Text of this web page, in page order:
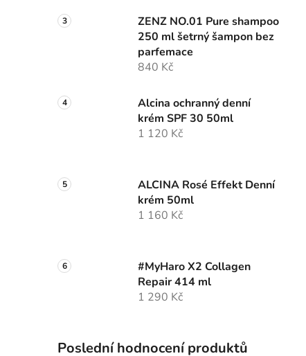
ZENZ NO.01 Pure shampoo
250 ml šetrný šampon bez
parfemace
840 Kč
Alcina ochranný denní
krém SPF 30 50ml
1 120 Kč
ALCINA Rosé Effekt Denní
krém 50ml
1 160 Kč
#MyHaro X2 Collagen
Repair 414 ml
1 290 Kč
Poslední hodnocení produktů